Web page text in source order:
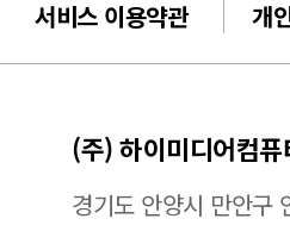
서비스 이용약관 개
(주) 하이미디어컴퓨
경기도 안양시 만안구